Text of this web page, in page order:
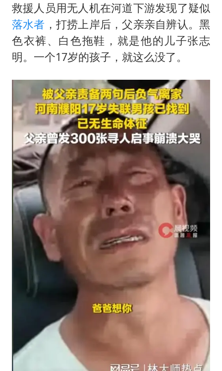
救援人员用无人机在河道下游发现了疑似
落水者 ，打捞上岸后，父亲亲自辨认。黑
色衣裤、白色拖鞋，就是他的儿子张志
明。一个17岁的孩子，就这么没了。